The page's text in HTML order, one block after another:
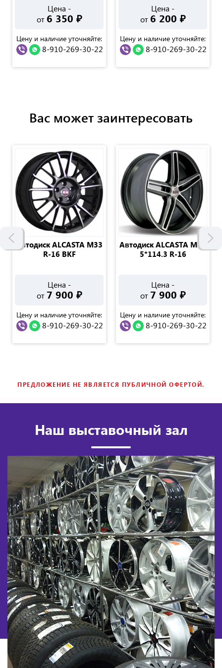
Цена -
от 6 350 ₽
Цену и наличие уточняйте:
8-910-269-30-22
Цена -
от 6 200 ₽
Цену и наличие уточняйте:
8-910-269-30-22
Вас может заинтересовать
Автодиск ALCASTA M33
R-16 BKF
Цена -
от 7 900 ₽
Цену и наличие уточняйте:
8-910-269-30-22
Автодиск ALCASTA M43
5*114.3 R-16
Цена -
от 7 900 ₽
Цену и наличие уточняйте:
8-910-269-30-22
ПРЕДЛОЖЕНИЕ НЕ ЯВЛЯЕТСЯ ПУБЛИЧНОЙ ОФЕРТОЙ.
Наш выставочный зал